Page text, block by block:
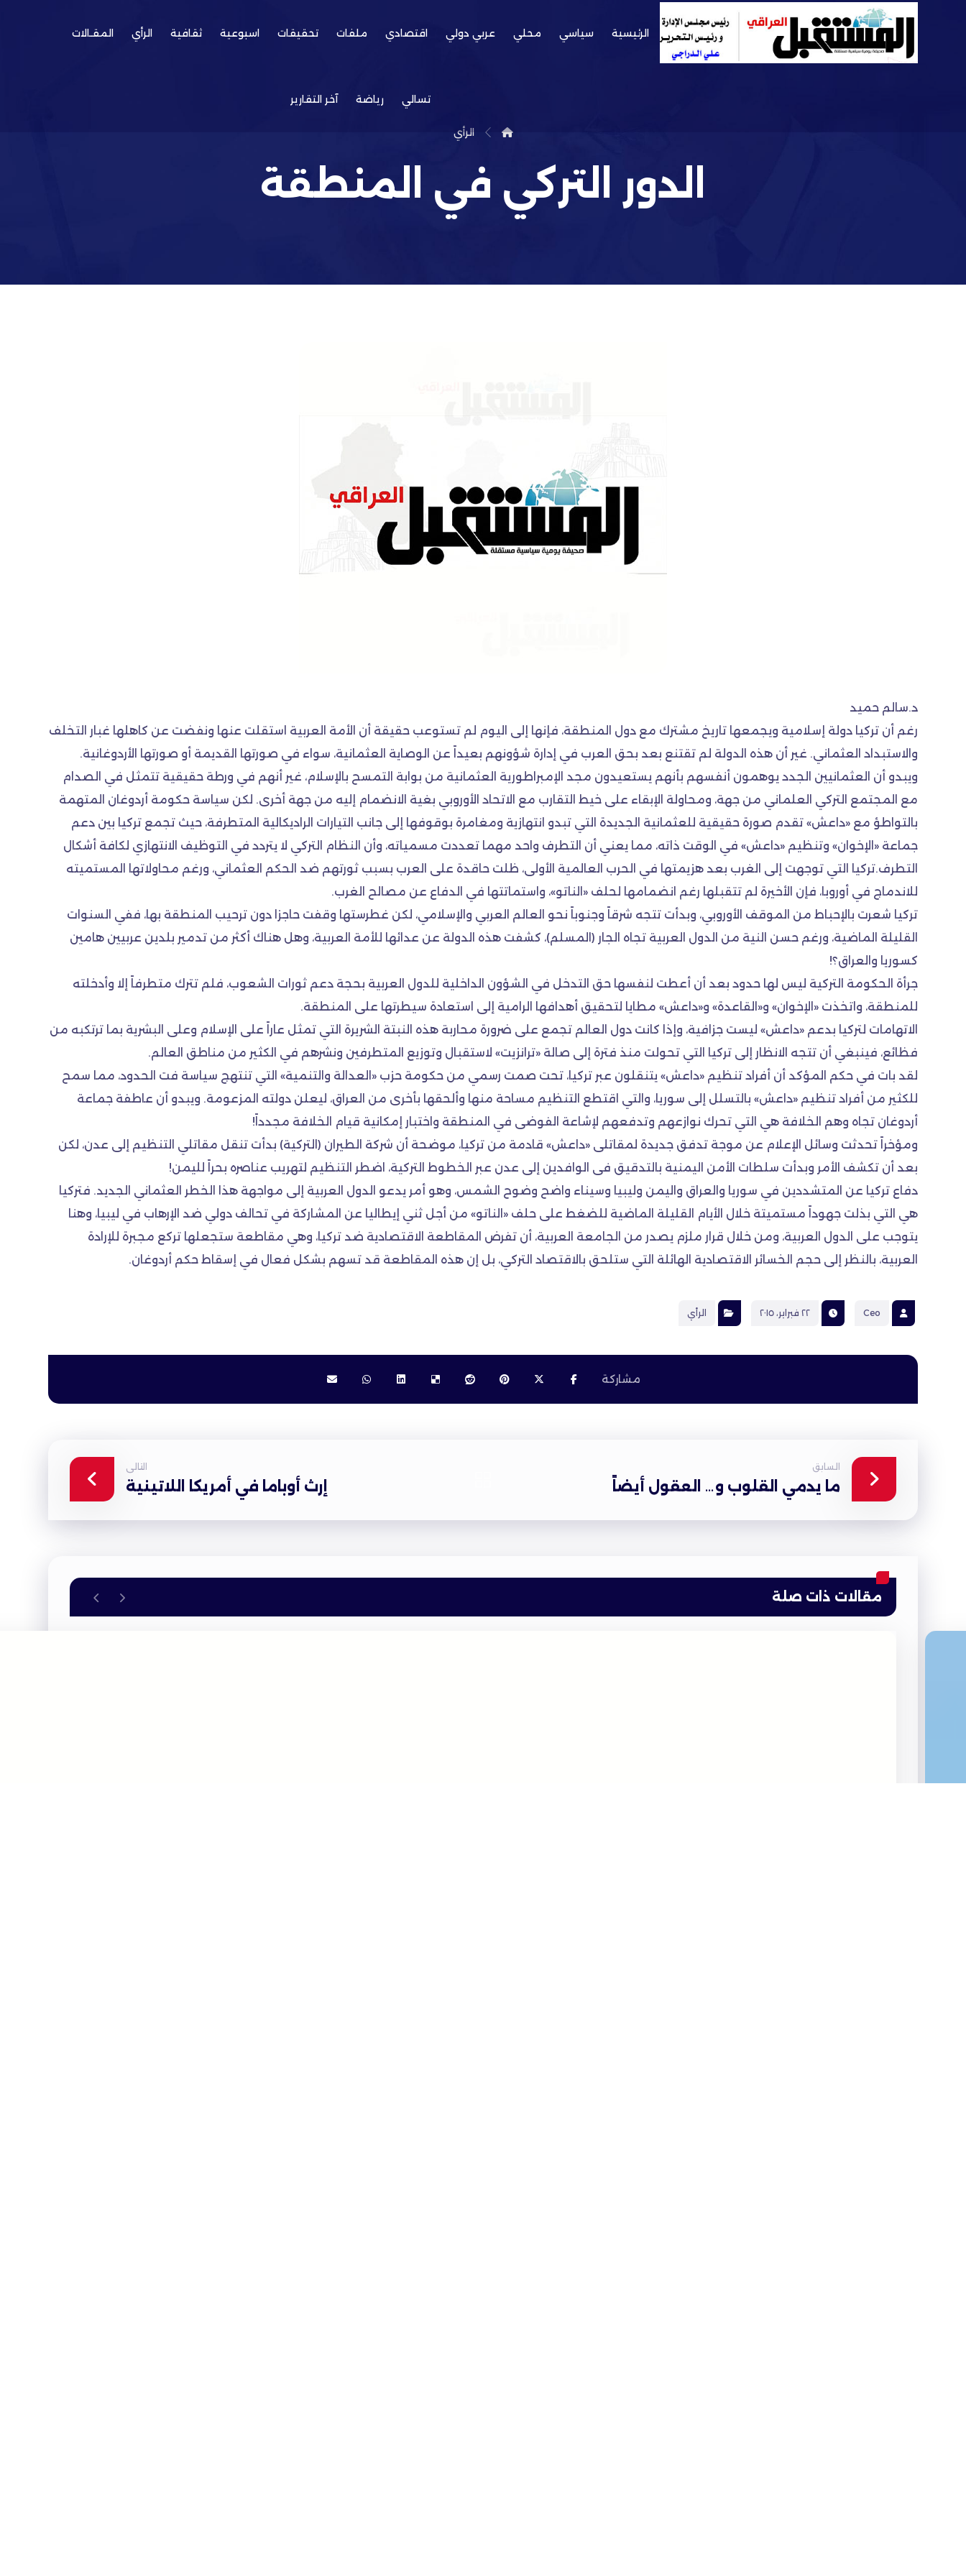
الرئيسية سياسي محلي عربي دولي اقتصادي ملفات تحقيقات اسبوعية ثقافية الرأي المقـالات
تسالي رياضة آخر التقارير
الرأي
الدور التركي في المنطقة
د.سالم حميد
رغم أن تركيا دولة إسلامية ويجمعها تاريخ مشترك مع دول المنطقة، فإنها إلى اليوم لم تستوعب حقيقة أن الأمة العربية استقلت عنها ونفضت عن كاهلها غبار التخلف
والاستبداد العثماني. غير أن هذه الدولة لم تقتنع بعد بحق العرب في إدارة شؤونهم بعيداً عن الوصاية العثمانية، سواء في صورتها القديمة أو صورتها الأردوغانية.
ويبدو أن العثمانيين الجدد يوهمون أنفسهم بأنهم يستعيدون مجد الإمبراطورية العثمانية من بوابة التمسح بالإسلام، غير أنهم في ورطة حقيقية تتمثل في الصدام
مع المجتمع التركي العلماني من جهة، ومحاولة الإبقاء على خيط التقارب مع الاتحاد الأوروبي بغية الانضمام إليه من جهة أخرى. لكن سياسة حكومة أردوغان المتهمة
بالتواطؤ مع «داعش» تقدم صورة حقيقية للعثمانية الجديدة التي تبدو انتهازية ومغامرة بوقوفها إلى جانب التيارات الراديكالية المتطرفة، حيث تجمع تركيا بين دعم
جماعة «الإخوان» وتنظيم «داعش» في الوقت ذاته، مما يعني أن التطرف واحد مهما تعددت مسمياته، وأن النظام التركي لا يتردد في التوظيف الانتهازي لكافة أشكال
التطرف.تركيا التي توجهت إلى الغرب بعد هزيمتها في الحرب العالمية الأولى، ظلت حاقدة على العرب بسبب ثورتهم ضد الحكم العثماني، ورغم محاولاتها المستميته
للاندماج في أوروبا، فإن الأخيرة لم تتقبلها رغم انضمامها لحلف «الناتو»، واستماتتها في الدفاع عن مصالح الغرب.
تركيا شعرت بالإحباط من الموقف الأوروبي، وبدأت تتجه شرقاً وجنوباً نحو العالم العربي والإسلامي، لكن غطرستها وقفت حاجزا دون ترحيب المنطقة بها، ففي السنوات
القليلة الماضية، ورغم حسن النية من الدول العربية تجاه الجار (المسلم)، كشفت هذه الدولة عن عدائها للأمة العربية، وهل هناك أكثر من تدمير بلدين عربيين هامين
كسوريا والعراق؟!
جرأة الحكومة التركية ليس لها حدود بعد أن أعطت لنفسها حق التدخل في الشؤون الداخلية للدول العربية بحجة دعم ثورات الشعوب، فلم تترك متطرفاً إلا وأدخلته
للمنطقة، واتخذت «الإخوان» و«القاعدة» و«داعش» مطايا لتحقيق أهدافها الرامية إلى استعادة سيطرتها على المنطقة.
الاتهامات لتركيا بدعم «داعش» ليست جزافية، وإذا كانت دول العالم تجمع على ضرورة محاربة هذه النبتة الشريرة التي تمثل عاراً على الإسلام وعلى البشرية بما ترتكبه من
فظائع، فينبغي أن تتجه الانظار إلى تركيا التي تحولت منذ فترة إلى صالة «ترانزيت» لاستقبال وتوزيع المتطرفين ونشرهم في الكثير من مناطق العالم.
لقد بات في حكم المؤكد أن أفراد تنظيم «داعش» يتنقلون عبر تركيا، تحت صمت رسمي من حكومة حزب «العدالة والتنمية» التي تنتهج سياسة فت الحدود، مما سمح
للكثير من أفراد تنظيم «داعش» بالتسلل إلى سوريا، والتي اقتطع التنظيم مساحة منها وألحقها بأخرى من العراق، ليعلن دولته المزعومة. ويبدو أن عاطفة جماعة
أردوغان تجاه وهم الخلافة هي التي تحرك نوازعهم وتدفعهم لإشاعة الفوضى في المنطقة واختبار إمكانية قيام الخلافة مجدداً!
ومؤخراً تحدثت وسائل الإعلام عن موجة تدفق جديدة لمقاتلى «داعش» قادمة من تركيا، موضحة أن شركة الطيران (التركية) بدأت تنقل مقاتلي التنظيم إلى عدن، لكن
بعد أن تكشف الأمر وبدأت سلطات الأمن اليمنية بالتدقيق فى الوافدين إلى عدن عبر الخطوط التركية، اضطر التنظيم لتهريب عناصره بحراً لليمن!
دفاع تركيا عن المتشددين في سوريا والعراق واليمن وليبيا وسيناء واضح وضوح الشمس، وهو أمر يدعو الدول العربية إلى مواجهة هذا الخطر العثماني الجديد. فتركيا
هي التي بذلت جهوداً مستميتة خلال الأيام القليلة الماضية للضغط على حلف «الناتو» من أجل ثني إيطاليا عن المشاركة في تحالف دولي ضد الإرهاب في ليبيا، وهنا
يتوجب على الدول العربية، ومن خلال قرار ملزم يصدر من الجامعة العربية، أن تفرض المقاطعة الاقتصادية ضد تركيا، وهي مقاطعة ستجعلها تركع مجبرة للإرادة
العربية، بالنظر إلى حجم الخسائر الاقتصادية الهائلة التي ستلحق بالاقتصاد التركي، بل إن هذه المقاطعة قد تسهم بشكل فعال في إسقاط حكم أردوغان.
Ceo ٢٢ فبراير، ٢٠١٥ الرأي
السابق
ما يدمي القلوب و… العقول أيضاً
التالى
إرث أوباما في أمريكا اللاتينية
مقالات ذات صلة